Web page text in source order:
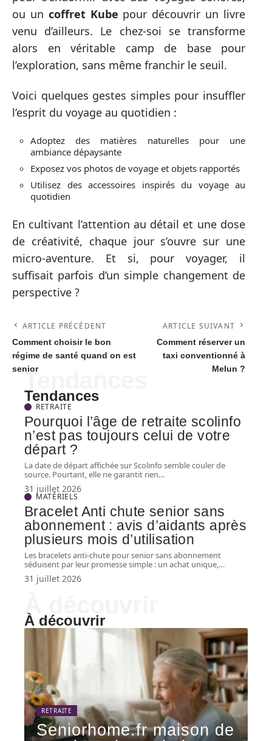
ou un coffret Kube pour découvrir un livre
venu d’ailleurs. Le chez-soi se transforme
alors en véritable camp de base pour
l’exploration, sans même franchir le seuil.
Voici quelques gestes simples pour insuffler
l’esprit du voyage au quotidien :
Adoptez des matières naturelles pour une
ambiance dépaysante
Exposez vos photos de voyage et objets rapportés
Utilisez des accessoires inspirés du voyage au
quotidien
En cultivant l’attention au détail et une dose
de créativité, chaque jour s’ouvre sur une
micro-aventure. Et si, pour voyager, il
suffisait parfois d’un simple changement de
perspective ?
ARTICLE PRÉCÉDENT
Comment choisir le bon
régime de santé quand on est
senior
ARTICLE SUIVANT
Comment réserver un
taxi conventionné à
Melun ?
Tendances
Tendances
RETRAITE
Pourquoi l’âge de retraite scolinfo
n’est pas toujours celui de votre
départ ?
La date de départ affichée sur Scolinfo semble couler de
source. Pourtant, elle ne garantit rien…
31 juillet 2026
MATÉRIELS
Bracelet Anti chute senior sans
abonnement : avis d’aidants après
plusieurs mois d’utilisation
Les bracelets anti-chute pour senior sans abonnement
séduisent par leur promesse simple : un achat unique,…
31 juillet 2026
À découvrir
RETRAITE
Seniorhome.fr maison de